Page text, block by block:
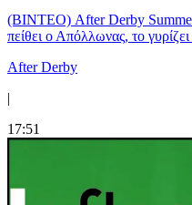
(ΒΙΝΤΕΟ) After Derby
πείθει ο Απόλλωνας, το
After Derby
|
17:51